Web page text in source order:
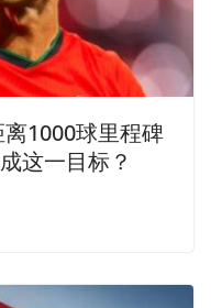
1000球里程碑
这一目标？